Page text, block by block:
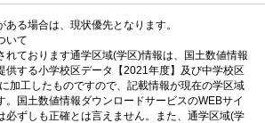
る場合は、現状優先となります。
いて
れております通学区域(学区)情報は、国土数値情報
供する小学校区データ【2021年度】及び中学校区
加工したものですので、記載情報が現在の学区域
。国土数値情報ダウンロードサービスのWEBサイ
必ずしも正確とは言えません。また、通学区域(学